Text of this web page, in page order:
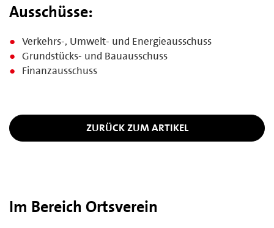
Ausschüsse:
Verkehrs-, Umwelt- und Energieausschuss
Grundstücks- und Bauausschuss
Finanzausschuss
ZURÜCK ZUM ARTIKEL
Im Bereich Ortsverein